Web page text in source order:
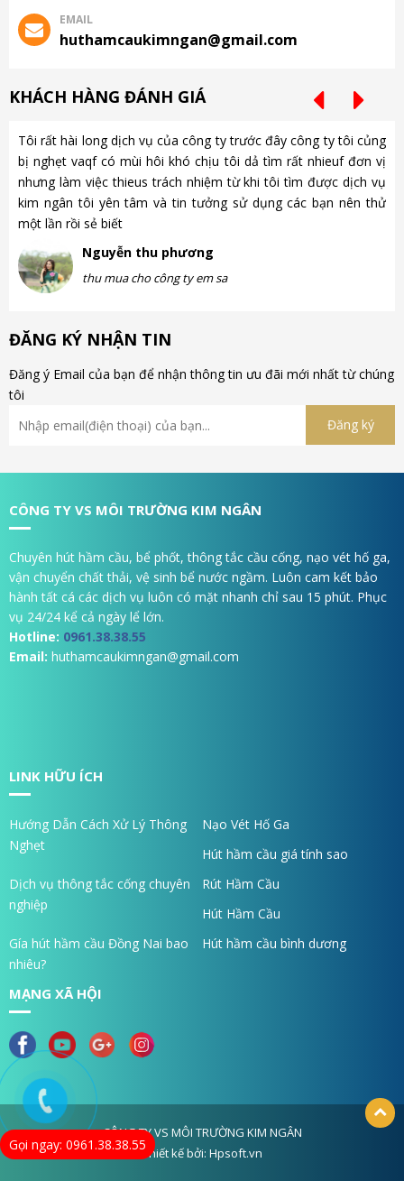
EMAIL
huthamcaukimngan@gmail.com
KHÁCH HÀNG ĐÁNH GIÁ
Tôi rất hài long dịch vụ của công ty trước đây công ty tôi củng
bị nghẹt vaqf có mùi hôi khó chịu tôi dả tìm rất nhieuf đơn vị
nhưng làm việc thieus trách nhiệm từ khi tôi tìm được dịch vụ
kim ngân tôi yên tâm và tin tưởng sử dụng các bạn nên thử
một lần rồi sẻ biết
Nguyễn thu phương
thu mua cho công ty em sa
ĐĂNG KÝ NHẬN TIN
Đăng ý Email của bạn để nhận thông tin ưu đãi mới nhất từ chúng
tôi
CÔNG TY VS MÔI TRƯỜNG KIM NGÂN
Chuyên hút hầm cầu, bể phốt, thông tắc cầu cống, nạo vét hố ga,
vận chuyển chất thải, vệ sinh bể nước ngầm. Luôn cam kết bảo
hành tất cá các dịch vụ luôn có mặt nhanh chỉ sau 15 phút. Phục
vụ 24/24 kể cả ngày lể lớn.
Hotline: 0961.38.38.55
Email: huthamcaukimngan@gmail.com
LINK HỮU ÍCH
Hướng Dẫn Cách Xử Lý Thông
Nghẹt
Nạo Vét Hố Ga
Hút hầm cầu giá tính sao
Dịch vụ thông tắc cống chuyên
nghiệp
Rút Hầm Cầu
Hút Hầm Cầu
Gía hút hầm cầu Đồng Nai bao
nhiêu?
Hút hầm cầu bình dương
MẠNG XÃ HỘI
CÔNG TY VS MÔI TRƯỜNG KIM NGÂN
Thiết kế bởi: Hpsoft.vn
Gọi ngay: 0961.38.38.55